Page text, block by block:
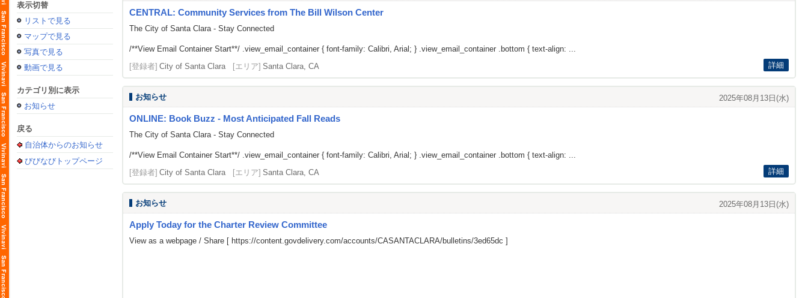
表示切替
リストで見る
マップで見る
写真で見る
動画で見る
カテゴリ別に表示
お知らせ
戻る
自治体からのお知らせ
びびなびトップページ
CENTRAL: Community Services from The Bill Wilson Center
The City of Santa Clara - Stay Connected
/**View Email Container Start**/ .view_email_container { font-family: Calibri, Arial; } .view_email_container .bottom { text-align: ...
[登録者] City of Santa Clara [エリア] Santa Clara, CA 詳細
お知らせ 2025年08月13日(水)
ONLINE: Book Buzz - Most Anticipated Fall Reads
The City of Santa Clara - Stay Connected
/**View Email Container Start**/ .view_email_container { font-family: Calibri, Arial; } .view_email_container .bottom { text-align: ...
[登録者] City of Santa Clara [エリア] Santa Clara, CA 詳細
お知らせ 2025年08月13日(水)
Apply Today for the Charter Review Committee
View as a webpage / Share [ https://content.govdelivery.com/accounts/CASANTACLARA/bulletins/3ed65dc ]